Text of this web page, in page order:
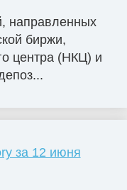
направленных
биржи,
центра (НКЦ) и
за 12 июня